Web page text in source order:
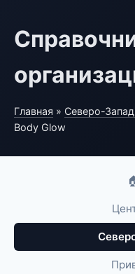
Главная » Северо-
Body Glow